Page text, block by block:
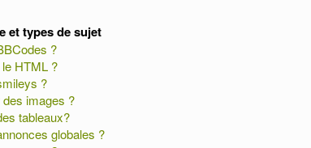
et types de sujet
?
HTML ?
?
images ?
tableaux?
globales ?